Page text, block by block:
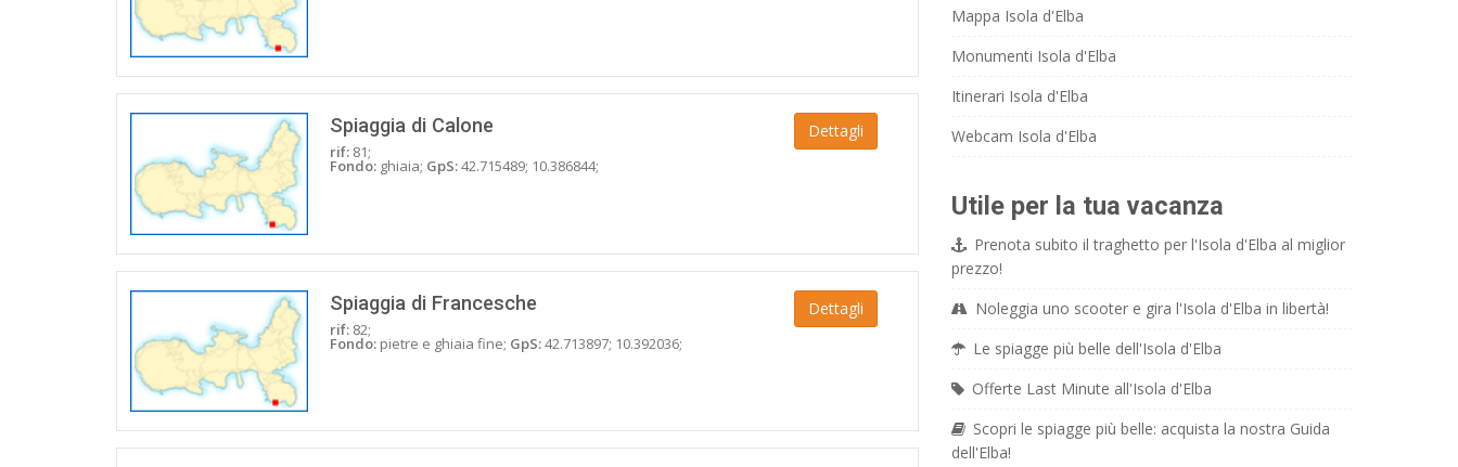
Spiaggia di Calone
rif:81;
Fondo:ghiaia; GpS:42.715489; 10.386844;
Dettagli
Spiaggia di Francesche
rif:82;
Fondo:pietre e ghiaia fine; GpS:42.713897; 10.392036;
Dettagli
Mappa Isola d'Elba
Monumenti Isola d'Elba
Itinerari Isola d'Elba
Webcam Isola d'Elba
Utile per la tua vacanza
Prenota subito il traghetto per l'Isola d'Elba al miglior
prezzo!
Noleggia uno scooter e gira l'Isola d'Elba in libertà!
Le spiagge più belle dell'Isola d'Elba
Offerte Last Minute all'Isola d'Elba
Scopri le spiagge più belle: acquista la nostra Guida
dell'Elba!